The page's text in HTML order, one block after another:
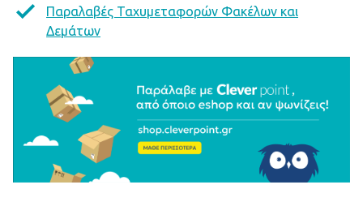
Παραλαβές Ταχυμεταφορών Φακέλων και
Δεμάτων